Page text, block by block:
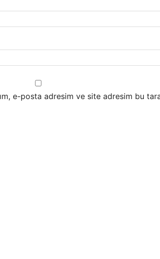
e-posta adresim ve site adresim bu